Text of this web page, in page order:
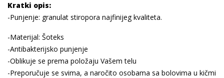
Kratki opis:
-Punjenje: granulat stiropora najfinijeg kvaliteta.
-Materijal: Šoteks
-Antibakterijsko punjenje
-Oblikuje se prema položaju Vašem telu
-Preporučuje se svima, a naročito osobama sa bolovima u kičmi